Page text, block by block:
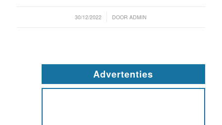
30/12/2022
/ DOORADMIN
Advertenties